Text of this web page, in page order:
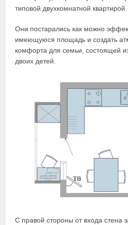
типовой двухкомнатной квартирой.
Они постарались как можно
имеющуюся площадь и создать
комфорта для семьи, состоящей
двоих детей.
С правой стороны от входа стена